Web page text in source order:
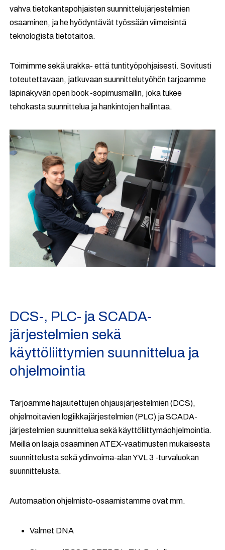
vahva tietokantapohjaisten suunnittelujärjestelmien
osaaminen, ja he hyödyntävät työssään viimeisintä
teknologista tietotaitoa.
Toimimme sekä urakka- että tuntityöpohjaisesti. Sovitusti
toteutettavaan, jatkuvaan suunnittelutyöhön tarjoamme
läpinäkyvän open book -sopimusmallin, joka tukee
tehokasta suunnittelua ja hankintojen hallintaa.
DCS-, PLC- ja SCADA-
järjestelmien sekä
käyttöliittymien suunnittelua ja
ohjelmointia
Tarjoamme hajautettujen ohjausjärjestelmien (DCS),
ohjelmoitavien logiikkajärjestelmien (PLC) ja SCADA-
järjestelmien suunnittelua sekä käyttöliittymäohjelmointia.
Meillä on laaja osaaminen ATEX-vaatimusten mukaisesta
suunnittelusta sekä ydinvoima-alan YVL 3 -turvaluokan
suunnittelusta.
Automaation ohjelmisto-osaamistamme ovat mm.
Valmet DNA